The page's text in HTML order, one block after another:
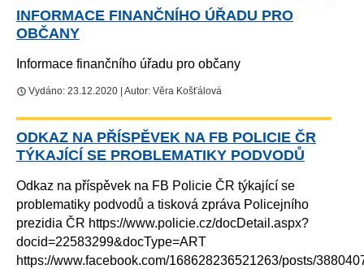
INFORMACE FINANČNÍHO ÚŘADU PRO
OBČANY
Informace finančního úřadu pro občany
Vydáno: 23.12.2020 | Autor: Věra Košťálová
ODKAZ NA PŘÍSPĚVEK NA FB POLICIE ČR
TÝKAJÍCÍ SE PROBLEMATIKY PODVODŮ
Odkaz na příspěvek na FB Policie ČR týkající se
problematiky podvodů a tisková zpráva Policejního
prezidia ČR https://www.policie.cz/docDetail.aspx?
docid=22583299&docType=ART
https://www.facebook.com/168628236521263/posts/